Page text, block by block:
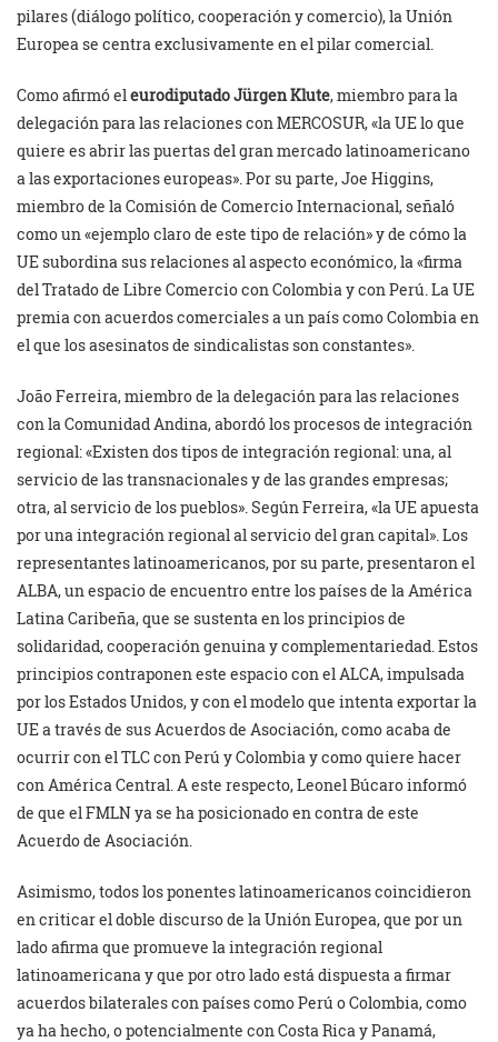
pilares (diálogo político, cooperación y comercio), la Unión
Europea se centra exclusivamente en el pilar comercial.
Como afirmó el eurodiputado Jürgen Klute, miembro para la
delegación para las relaciones con MERCOSUR, «la UE lo que
quiere es abrir las puertas del gran mercado latinoamericano
a las exportaciones europeas». Por su parte, Joe Higgins,
miembro de la Comisión de Comercio Internacional, señaló
como un «ejemplo claro de este tipo de relación» y de cómo la
UE subordina sus relaciones al aspecto económico, la «firma
del Tratado de Libre Comercio con Colombia y con Perú. La UE
premia con acuerdos comerciales a un país como Colombia en
el que los asesinatos de sindicalistas son constantes».
João Ferreira, miembro de la delegación para las relaciones
con la Comunidad Andina, abordó los procesos de integración
regional: «Existen dos tipos de integración regional: una, al
servicio de las transnacionales y de las grandes empresas;
otra, al servicio de los pueblos». Según Ferreira, «la UE apuesta
por una integración regional al servicio del gran capital». Los
representantes latinoamericanos, por su parte, presentaron el
ALBA, un espacio de encuentro entre los países de la América
Latina Caribeña, que se sustenta en los principios de
solidaridad, cooperación genuina y complementariedad. Estos
principios contraponen este espacio con el ALCA, impulsada
por los Estados Unidos, y con el modelo que intenta exportar la
UE a través de sus Acuerdos de Asociación, como acaba de
ocurrir con el TLC con Perú y Colombia y como quiere hacer
con América Central. A este respecto, Leonel Búcaro informó
de que el FMLN ya se ha posicionado en contra de este
Acuerdo de Asociación.
Asimismo, todos los ponentes latinoamericanos coincidieron
en criticar el doble discurso de la Unión Europea, que por un
lado afirma que promueve la integración regional
latinoamericana y que por otro lado está dispuesta a firmar
acuerdos bilaterales con países como Perú o Colombia, como
ya ha hecho, o potencialmente con Costa Rica y Panamá,